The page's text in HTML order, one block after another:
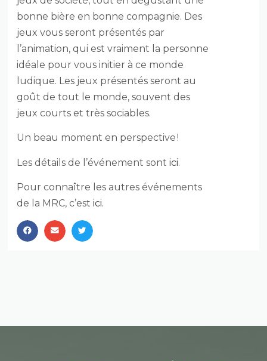
bonne bière en bonne compagnie. Des
jeux vous seront présentés par
l’animation, qui est vraiment la personne
idéale pour vous initier à ce monde
ludique. Les jeux présentés seront au
goût de tout le monde, souvent des
jeux courts et très sociables.
Un beau moment en perspective !
Les détails de l’événement sontici.
Pour connaître les autres événements
de la MRC, c’estici.